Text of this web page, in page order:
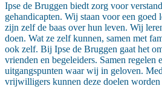
Ipse de Bruggen biedt zorg voor
gehandicapten. Wij staan voor een
zijn zelf de baas over hun leven. Wij
doen. Wat ze zelf kunnen, samen met
ook zelf. Bij Ipse de Bruggen gaat het
vrienden en begeleiders. Samen regelen
uitgangspunten waar wij in geloven.
vrijwilligers kunnen deze doelen worden